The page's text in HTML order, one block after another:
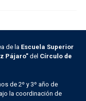
de la Escuela Superior
Pájaro" del Círculo de
de 2º y 3º año de
la coordinación de